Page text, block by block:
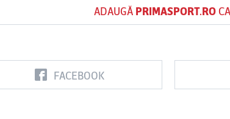
ADAUGĂ PRIMASPORT.RO
FACEBOOK
Vs
Corvinul
Hunedoara
Sepsi OSK Sf
Vs
FCSB